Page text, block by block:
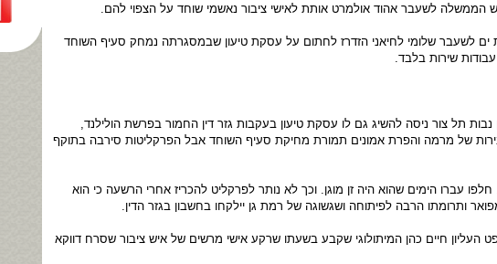
לשעבר אהוד אולמרט אותת לאישי ציבור נאשמי שוחד על הצפוי להם.
לשעבר שלומי לחיאני הזדרז לחתום על עסקת טיעון שבמסגרתה נמחק סעיף השוחד
שירות בלבד.
תל צור ניסה להשיג גם לו עסקת טיעון בעקבות גזר דין החמור בפרשת הולילנד,
של מרמה והפרת אמונים תמורת מחיקת סעיף השוחד אבל הפרקליטות סירבה בתוקף
עברו הימים שהוא היה זן מוגן. וכך לא נותר לפרקליט להכריז אחרי הרשעה כי הוא
ותרומתו הרבה לפיתוחה ושגשוגה של רמת גן יילקחו בחשבון בגזר הדין.
העליון חיים כהן המיתולוגי שקבע בשעתו שרקע אישי מרשים של איש ציבור שסרח דווקא